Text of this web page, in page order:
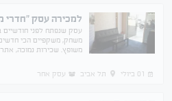
למכירה עסק "חדרי
משחק, משקפיים הכי
משופץ. שכירות נמוכה, אתר
01 ביולי
תל אביב עסק אחר